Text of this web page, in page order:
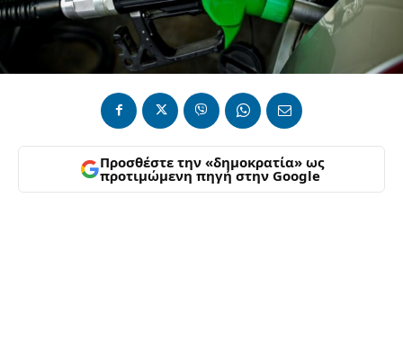
Προσθέστε την «δημοκρατία» ως
προτιμώμενη πηγή στην Google